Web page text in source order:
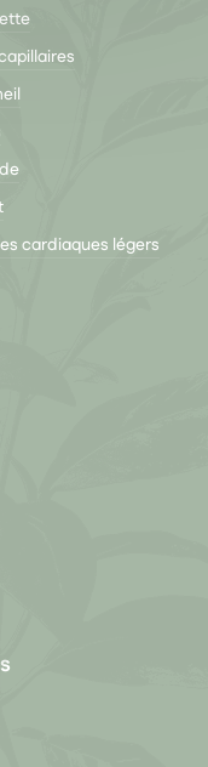
cardiaques légers